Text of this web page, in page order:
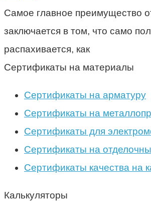
Самое главное преимущество
заключается в том, что само
распахивается, как
Сертификаты на материалы
Сертификаты на арматуру
Сертификаты на
Сертификаты для
Сертификаты на
Сертификаты качества на
Калькуляторы